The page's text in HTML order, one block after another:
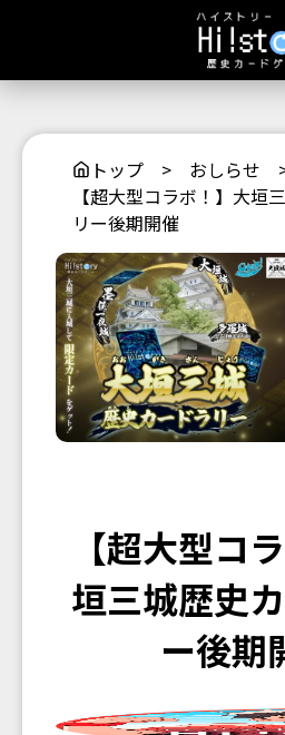
トップ > おしらせ
【超大型コラボ！】大垣
リー後期開催
【超大型コ
垣三城歴史
ー後期